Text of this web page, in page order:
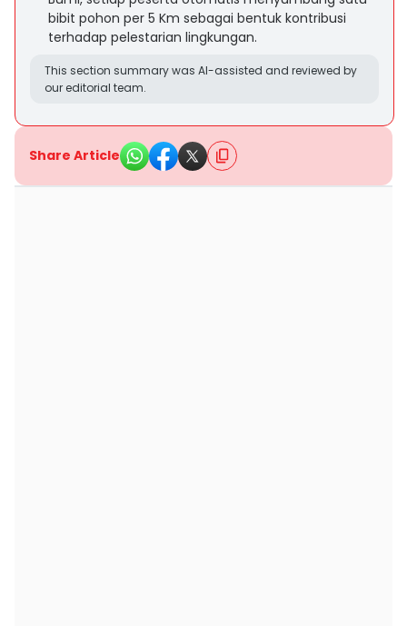
bibit pohon per 5 Km sebagai bentuk kontribusi
terhadap pelestarian lingkungan.
This section summary was AI-assisted and reviewed by
our editorial team.
Share Article